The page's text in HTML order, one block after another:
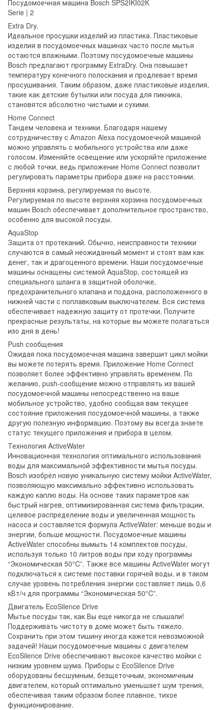
Посудомоечная машина Bosch SPS2IKI02K
Serie | 2
Extra Dry.
Идеальное просушки изделий из пластика. Пластиковые
изделия в посудомоечных машинах часто после мытья
остаются влажными. Поэтому посудомоечные машины
Bosch предлагают программу ExtraDry. Она повышает
температуру конечного полоскания и продлевает время
просушивания. Таким образом, даже пластиковые изделия,
такие как детские бутылки или посуда для пикника,
становятся абсолютно чистыми и сухими.
Home Connect
Тандем человека и техники. Благодаря нашему
сотрудничеству с Amazon Alexa посудомоечной машиной
можно управлять с мобильного устройства или даже
голосом. Изменяйте освещение или ускоряйте приложение
с любой точки, ведь приложение Home Connect позволит
регулировать параметры прибора даже на расстоянии.
Верхняя корзина, регулируемая по высоте.
Регулируемая по высоте верхняя корзина посудомоечных
машин Bosch обеспечивает дополнительное пространство,
особенно для высокой посуды.
AquaStop
Защита от протеканий. Обычно, неисправности техники
случаются в самый неожиданный момент и стоят вам как
денег, так и драгоценного времени. Наши посудомоечные
машины оснащены системой AquaStop, состоящей из
специального шланга в защитной оболочке,
предохранительного клапана и поддона, расположенного в
нижней части с поплавковым выключателем. Вся система
обеспечивает надежную защиту от протечки. Получите
прекрасные результаты, на которые вы можете полагаться
изо дня в день!
Push сообщения
Ожидая пока посудомоечная машина завершит цикл мойки
вы можете потерять время. Приложение Home Connect
позволяет более эффективно управлять временем. По
желанию, push-сообщение можно отправлять из вашей
посудомоечной машины непосредственно на ваше
мобильное устройство, удобно сообщая вам текущее
состояние приложения посудомоечной машины, а также
другую полезную информацию. Поэтому вы всегда знаете
статус текущего приложения и прибора в целом.
Технология ActiveWater
Инновационная технология оптимального использования
воды для максимальной эффективности мытья посуды.
Bosch изобрёл новую уникальную систему мойки ActiveWater,
позволяющую максимально эффективно использовать
каждую каплю воды. На основе таких параметров как
быстрый нагрев, оптимизированная система фильтрации,
целевое распределение воды и увеличенная мощность
насоса и составляется формула ActiveWater: меньше воды и
энергии, больше мощности. Посудомоечные машины
ActiveWater способны вымыть 14 комплектов посуды,
используя только 10 литров воды при ходу программы
“Экономическая 50°C”. Также все машины ActiveWater могут
подключаться к системе поставки горячей воды, и в таком
случае уровень потребления энергии составляет лишь 0,6
кВт/ч для программы “Экономическая 50°C”.
Двигатель EcoSilence Drive
Мытье посуды так, как Вы еще никогда не слышали!
Поддерживать чистоту в доме может быть тяжело.
Сохранить при этом тишину иногда кажется невозможной
задачей! Наши посудомоечные машины с двигателем
EcoSilence Drive обеспечивают высокое качество мойки с
низким уровнем шума. Приборы с EcoSilence Drive
оборудованы бесшумным, безщеточным, экономичным
двигателем, который оптимально уменьшает шум трения,
обеспечивая таким образом более плавное, тихое
функционирование.